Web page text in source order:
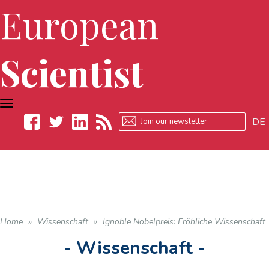
European
Scientist
DE
TOGGLE
NAVIGATION
Home » Wissenschaft » Ignoble Nobelpreis: Fröhliche Wissenschaft
- Wissenschaft -